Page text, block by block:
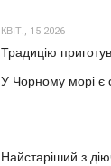
КВІТ., 15 2026
Традицію
У Чорному морі є
Найстаріший з